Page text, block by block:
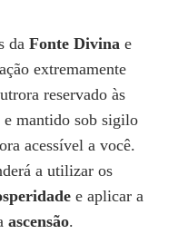
da Fonte Divina e
extremamente
reservado às
e mantido sob sigilo
acessível a você.
a utilizar os
e aplicar a
ascensão.